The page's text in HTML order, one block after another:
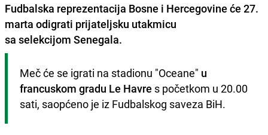
Fudbalska reprezentacija Bosne i Hercegovine će 27.
marta odigrati prijateljsku utakmicu
sa selekcijom Senegala.
Meč će se igrati na stadionu "Oceane" u
francuskom gradu Le Havre s početkom u 20.00
sati, saopćeno je iz Fudbalskog saveza BiH.